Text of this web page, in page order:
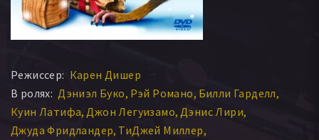
Режиссер: Карен Дишер
В ролях: Дэниэл Буко Рэй Романо Билли Гарделл
Куин Латифа Джон Легуизамо Дэнис Лири
Джуда Фридландер ТиДжей Миллер